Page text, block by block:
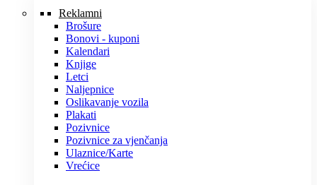
Reklamni
Brošure
Bonovi - kuponi
Kalendari
Knjige
Letci
Naljepnice
Oslikavanje vozila
Plakati
Pozivnice
Pozivnice za vjenčanja
Ulaznice/Karte
Vrećice